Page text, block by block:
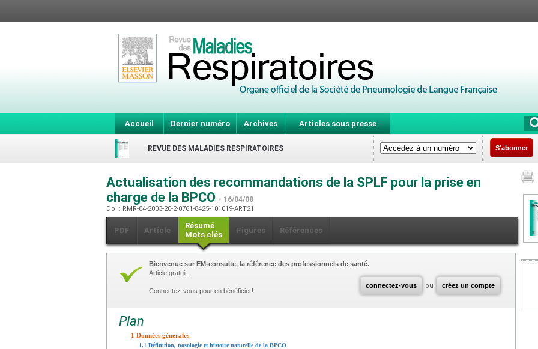
Accueil Dernier numéro Archives Articles sous presse
REVUE DES MALADIES RESPIRATOIRES S'abonner
Actualisation des recommandations de la SPLF pour la prise en
charge de la BPCO - 16/04/08
Doi : RMR-04-2003-20-2-0761-8425-101019-ART21
PDF Article
Résumé
Mots clés
Figures Références
connectez-vous ou créez un compte
Bienvenue sur EM-consulte, la référence des professionnels de santé.
Article gratuit.
Connectez-vous pour en bénéficier!
Plan
1 Données générales
1.1 Définition, nosologie et histoire naturelle de la BPCO